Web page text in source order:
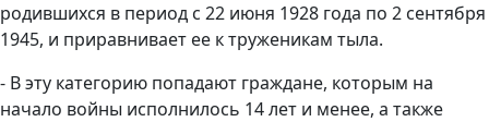
родившихся в период с 22 июня 1928 года по 2 сентября
1945, и приравнивает ее к труженикам тыла.
- В эту категорию попадают граждане, которым на
начало войны исполнилось 14 лет и менее, а также